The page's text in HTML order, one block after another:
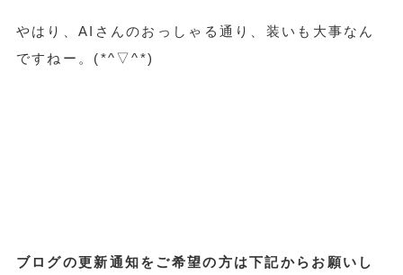
やはり、AIさんのおっしゃる通り、装いも大事なん
ですねー。(*^▽^*)
ブログの更新通知をご希望の方は下記からお願いし